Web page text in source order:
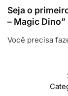
Seja o
– Magic Dino”
Você precisa